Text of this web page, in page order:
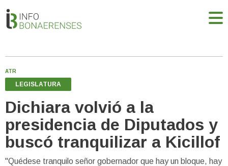
ATR
LEGISLATURA
Dichiara volvió a la
presidencia de Diputados y
buscó tranquilizar a Kicillof
"Quédese tranquilo señor gobernador que hay un bloque, hay